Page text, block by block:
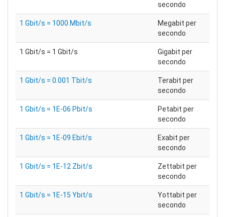
secondo
1 Gbit/s = 1000 Mbit/s
Megabit per
secondo
1 Gbit/s = 1 Gbit/s
Gigabit per
secondo
1 Gbit/s = 0.001 Tbit/s
Terabit per
secondo
1 Gbit/s = 1E-06 Pbit/s
Petabit per
secondo
1 Gbit/s = 1E-09 Ebit/s
Exabit per
secondo
1 Gbit/s = 1E-12 Zbit/s
Zettabit per
secondo
1 Gbit/s = 1E-15 Ybit/s
Yottabit per
secondo